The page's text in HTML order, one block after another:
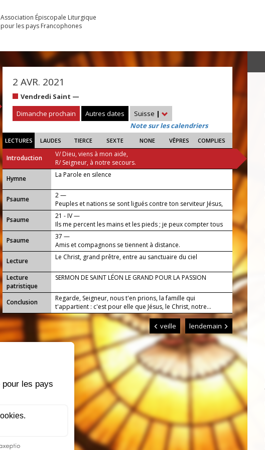
Association Épiscopale Liturgique
pour les pays Francophones
2 AVR. 2021
Vendredi Saint —
Dimanche prochain
Autres dates Suisse |
Note sur les calendriers
LECTURES LAUDES TIERCE SEXTE NONE VÊPRES COMPLIES
Introduction
V/ Dieu, viens à mon aide,
R/ Seigneur, à notre secours.
...
Hymne La Parole en silence
Psaume
2 —
Peuples et nations se sont ligués contre ton serviteur Jésus,
ton Messie.
Psaume
21 - IV —
Ils me percent les mains et les pieds ; je peux compter tous
mes os.
Psaume
37 —
Amis et compagnons se tiennent à distance.
Lecture
Le Christ, grand prêtre, entre au sanctuaire du ciel
Lecture
patristique
SERMON DE SAINT LÉON LE GRAND POUR LA PASSION
Conclusion
Regarde, Seigneur, nous t'en prions, la famille qui
t'appartient : c'est pour elle que Jésus, le Christ, notre...
veille lendemain